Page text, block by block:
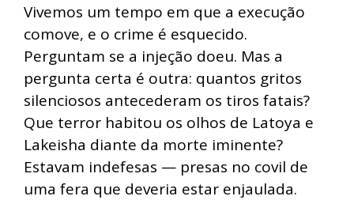
Vivemos um tempo em que a execução
comove, e o crime é esquecido.
Perguntam se a injeção doeu. Mas a
pergunta certa é outra: quantos gritos
silenciosos antecederam os tiros fatais?
Que terror habitou os olhos de Latoya e
Lakeisha diante da morte iminente?
Estavam indefesas — presas no covil de
uma fera que deveria estar enjaulada.